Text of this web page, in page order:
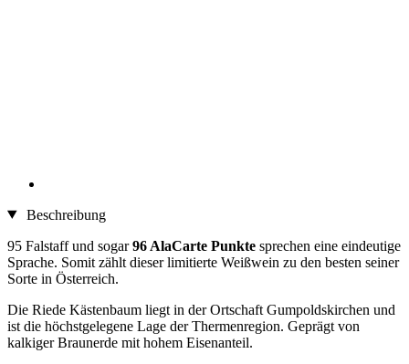
Beschreibung
95 Falstaff und sogar96 AlaCarte Punkte sprechen eine eindeutige
Sprache. Somit zählt dieser limitierte Weißwein zu den besten seiner
Sorte in Österreich.
Die Riede Kästenbaum liegt in der Ortschaft Gumpoldskirchen und
ist die höchstgelegene Lage der Thermenregion. Geprägt von
kalkiger Braunerde mit hohem Eisenanteil.